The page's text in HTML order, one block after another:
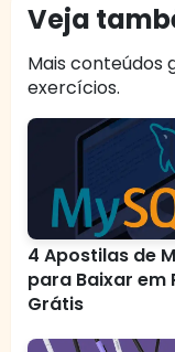
Veja
Mais conteúdos
exercícios.
4 Apostilas de
para Baixar em
Grátis